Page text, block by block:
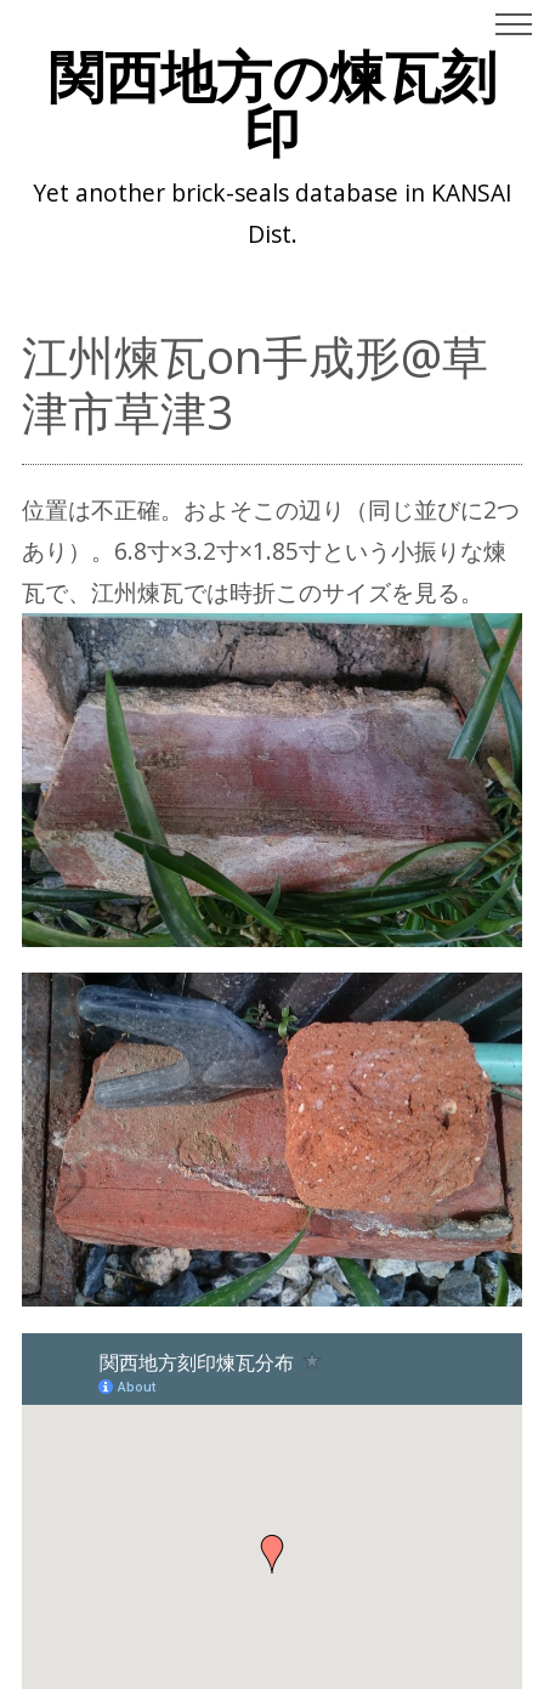
関西地方の煉瓦刻
印
Yet another brick-seals database in KANSAI
Dist.
江州煉瓦on手成形@草
津市草津3
位置は不正確。およそこの辺り（同じ並びに2つ
あり）。6.8寸×3.2寸×1.85寸という小振りな煉
瓦で、江州煉瓦では時折このサイズを見る。